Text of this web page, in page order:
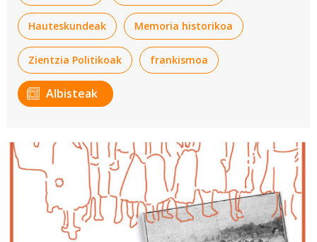
Hauteskundeak Memoria historikoa
Zientzia Politikoak frankismoa
Albisteak